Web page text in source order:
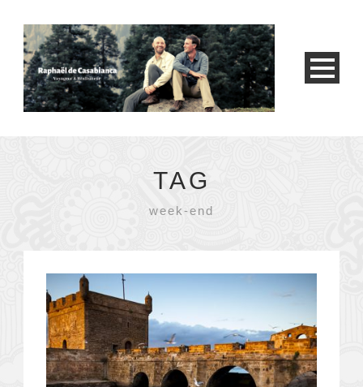
TAG
week-end